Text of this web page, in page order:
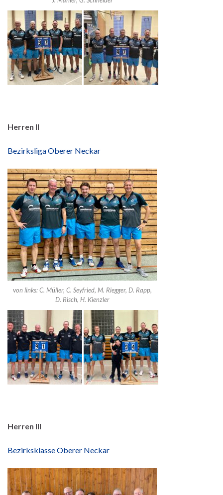
Herren II
Bezirksliga Oberer Neckar
von links: C. Müller, C. Seyfried, M. Riegger, D. Rapp,
D. Risch, H. Kienzler
Herren III
Bezirksklasse Oberer Neckar